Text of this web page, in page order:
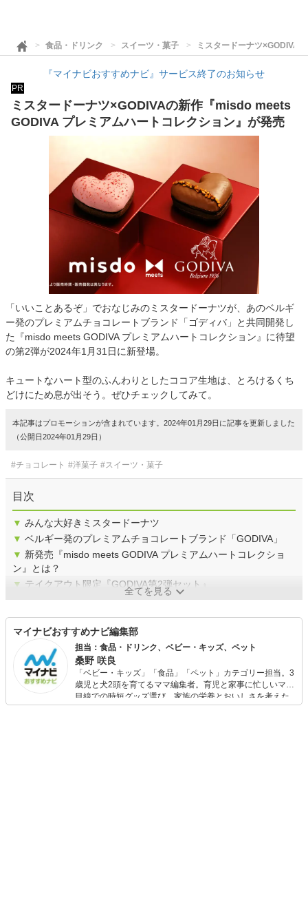
食品・ドリンク スイーツ・菓子 ミスタードーナツ×GODIVA
『マイナビおすすめナビ』サービス終了のお知らせ
PR
ミスタードーナツ×GODIVAの新作『misdo meets
GODIVA プレミアムハートコレクション』が発売
「いいことあるぞ」でおなじみのミスタードーナツが、あのベルギ
ー発のプレミアムチョコレートブランド「ゴディバ」と共同開発し
た『misdo meets GODIVA プレミアムハートコレクション』に待望
の第2弾が2024年1月31日に新登場。
キュートなハート型のふんわりとしたココア生地は、とろけるくち
どけにため息が出そう。ぜひチェックしてみて。
本記事はプロモーションが含まれています。2024年01月29日に記事を更新しました
（公開日2024年01月29日）
#チョコレート #洋菓子 #スイーツ・菓子
目次
▼ みんな大好きミスタードーナツ
▼ ベルギー発のプレミアムチョコレートブランド「GODIVA」
▼ 新発売『misdo meets GODIVA プレミアムハートコレクショ
ン』とは？
▼ テイクアウト限定『GODIVA第2弾セット』
全てを見る
マイナビおすすめナビ編集部
担当：食品・ドリンク、ベビー・キッズ、ペット
桑野 咲良
「ベビー・キッズ」「食品」「ペット」カテゴリー担当。3
歳児と犬2頭を育てるママ編集者。育児と家事に忙しいママ
目線での時短グッズ選び、家族の栄養とおいしさを考えた
食品選び、束の間のリラックスタイムを楽しむためのスイ